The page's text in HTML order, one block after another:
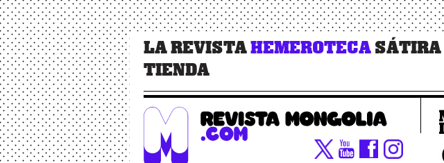
LA REVISTAHEMEROTECASÁTIRA
TIENDA